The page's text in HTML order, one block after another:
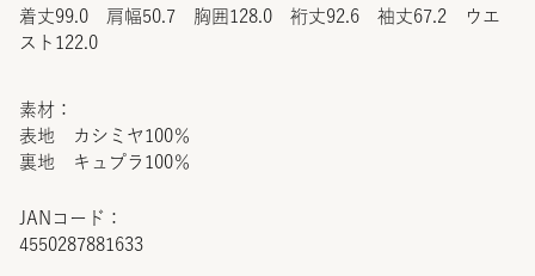
JANコード：
4550287881633
着丈99.0 肩幅50.7 胸囲128.0 裄丈92.6 袖丈67.2 ウエ
スト122.0
素材：
表地 カシミヤ100％
裏地 キュプラ100％